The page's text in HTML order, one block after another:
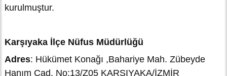
kurulmuştur.
Karşıyaka İlçe Nüfus Müdürlüğü
Adres: Hükümet Konağı ,Bahariye Mah. Zübeyde
Hanım Cad. No:13/Z05 KARŞIYAKA/İZMİR